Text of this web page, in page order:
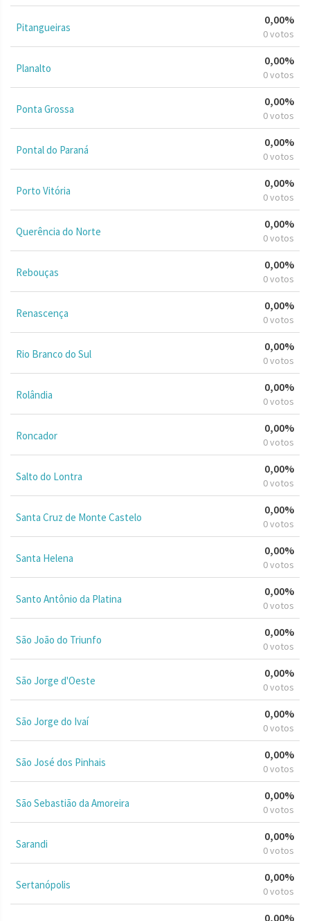
Pitangueiras
0,00%
0 votos
Planalto
0,00%
0 votos
Ponta Grossa
0,00%
0 votos
Pontal do Paraná
0,00%
0 votos
Porto Vitória
0,00%
0 votos
Querência do Norte
0,00%
0 votos
Rebouças
0,00%
0 votos
Renascença
0,00%
0 votos
Rio Branco do Sul
0,00%
0 votos
Rolândia
0,00%
0 votos
Roncador
0,00%
0 votos
Salto do Lontra
0,00%
0 votos
Santa Cruz de Monte Castelo
0,00%
0 votos
Santa Helena
0,00%
0 votos
Santo Antônio da Platina
0,00%
0 votos
São João do Triunfo
0,00%
0 votos
São Jorge d'Oeste
0,00%
0 votos
São Jorge do Ivaí
0,00%
0 votos
São José dos Pinhais
0,00%
0 votos
São Sebastião da Amoreira
0,00%
0 votos
Sarandi
0,00%
0 votos
Sertanópolis
0,00%
0 votos
0,00%